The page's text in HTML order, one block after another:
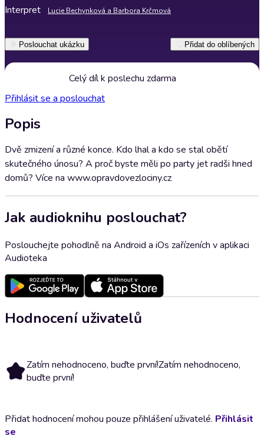
Interpret Lucie Bechynková a Barbora Krčmová
Poslouchat ukázku Přidat do oblíbených
Celý díl k poslechu zdarma
Přihlásit se a poslouchat
Popis
Dvě zmizení a různé konce. Kdo lhal a kdo se stal obětí
skutečného únosu? A proč byste měli po party jet radši hned
domů? Více na www.opravdovezlociny.cz
Jak audioknihu poslouchat?
Poslouchejte pohodlně na Android a iOs zařízeních v aplikaci
Audioteka
Hodnocení uživatelů
Zatím nehodnoceno, buďte první!Zatím nehodnoceno,
buďte první!
Přidat hodnocení mohou pouze přihlášení uživatelé. Přihlásit
se